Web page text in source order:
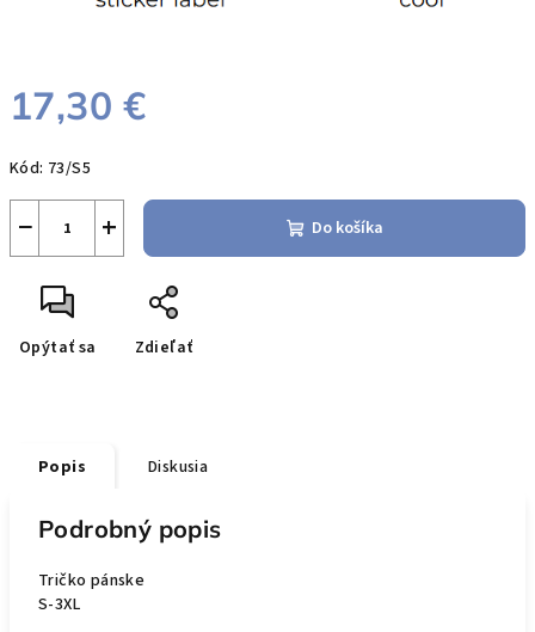
17,30 €
cena:
Kód: 73/S5
+
− Do košíka
Opýtať sa Zdieľať
Popis Diskusia
Podrobný popis
Tričko pánske
S-3XL